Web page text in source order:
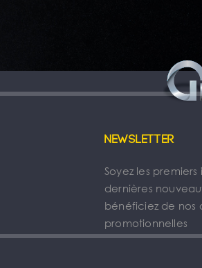
Newsletter
Soyez les
dernières
bénéficiez de nos
promotionnelles